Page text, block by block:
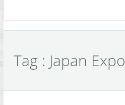
Tag : Japan Expo